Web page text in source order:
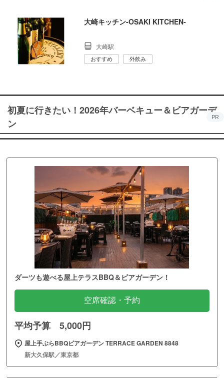
大崎キッチン‐OSAKI KITCHEN‐
大崎駅
おすすめ 外飲み
初夏に行きたい！2026年バーベキュー＆ビアガーデ
ン
PR
ダーツも遊べる屋上テラスBBQ＆ビアガーデン！
空席確認・予約
平均予算 5,000円
屋上手ぶらBBQビアガーデン TERRACE GARDEN 8848
新大久保駅／東京都